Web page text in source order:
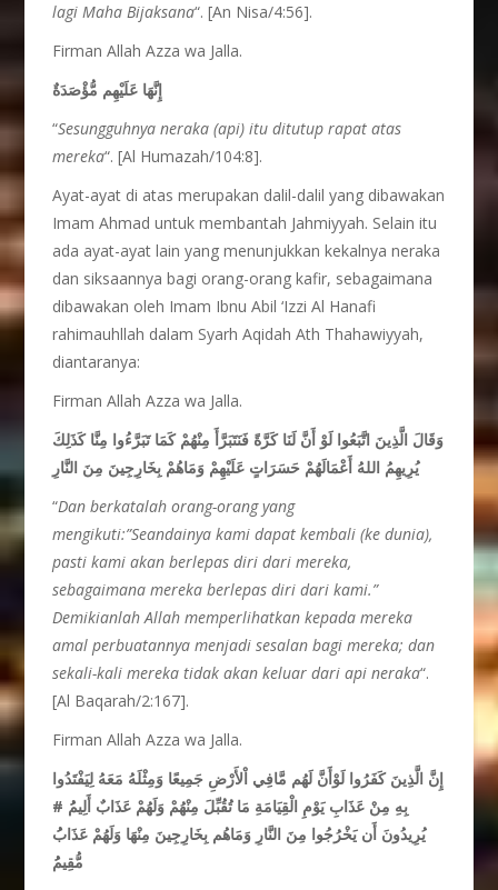
lagi Maha Bijaksana“. [An Nisa/4:56].
Firman Allah Azza wa Jalla.
إِنَّهَا عَلَيْهِم مُّؤْصَدَةٌ
“Sesungguhnya neraka (api) itu ditutup rapat atas
mereka“. [Al Humazah/104:8].
Ayat-ayat di atas merupakan dalil-dalil yang dibawakan
Imam Ahmad untuk membantah Jahmiyyah. Selain itu
ada ayat-ayat lain yang menunjukkan kekalnya neraka
dan siksaannya bagi orang-orang kafir, sebagaimana
dibawakan oleh Imam Ibnu Abil ‘Izzi Al Hanafi
rahimauhllah dalam Syarh Aqidah Ath Thahawiyyah,
diantaranya:
Firman Allah Azza wa Jalla.
وَقَالَ الَّذِينَ اتَّبَعُوا لَوْ أَنَّ لَنَا كَرَّةً فَنَتَبَرَّأَ مِنْهُمْ كَمَا تَبَرَّءُوا مِنَّا كَذَلِكَ
يُرِيهِمُ اللهُ أَعْمَالَهُمْ حَسَرَاتٍ عَلَيْهِمْ وَمَاهُمْ بِخَارِجِينَ مِنَ النَّارِ
“Dan berkatalah orang-orang yang
mengikuti:”Seandainya kami dapat kembali (ke dunia),
pasti kami akan berlepas diri dari mereka,
sebagaimana mereka berlepas diri dari kami.”
Demikianlah Allah memperlihatkan kepada mereka
amal perbuatannya menjadi sesalan bagi mereka; dan
sekali-kali mereka tidak akan keluar dari api neraka“.
[Al Baqarah/2:167].
Firman Allah Azza wa Jalla.
إِنَّ الَّذِينَ كَفَرُوا لَوْأَنَّ لَهُم مَّافِي اْلأَرْضِ جَمِيعًا وَمِثْلَهُ مَعَهُ لِيَفْتَدُوا
بِهِ مِنْ عَذَابِ يَوْمِ الْقِيَامَةِ مَا تُقُبِّلَ مِنْهُمْ وَلَهُمْ عَذَابٌ أَلِيمُُ #
يُرِيدُونَ أَن يَخْرُجُوا مِنَ النَّارِ وَمَاهُم بِخَارِجِينَ مِنْهَا وَلَهُمْ عَذَابُُ
مُّقِيمُُ